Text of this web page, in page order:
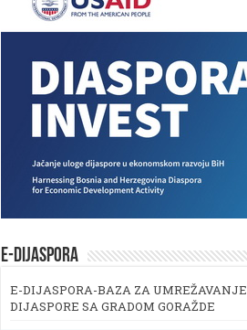
E-DIJASPORA
E-DIJASPORA-BAZA ZA UMREŽAVANJE
DIJASPORE SA GRADOM GORAŽDE